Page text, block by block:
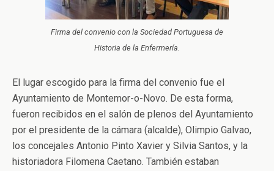
Firma del convenio con la Sociedad Portuguesa de
Historia de la Enfermería.
El lugar escogido para la firma del convenio fue el
Ayuntamiento de Montemor-o-Novo. De esta forma,
fueron recibidos en el salón de plenos del Ayuntamiento
por el presidente de la cámara (alcalde), Olimpio Galvao,
los concejales Antonio Pinto Xavier y Silvia Santos, y la
historiadora Filomena Caetano. También estaban